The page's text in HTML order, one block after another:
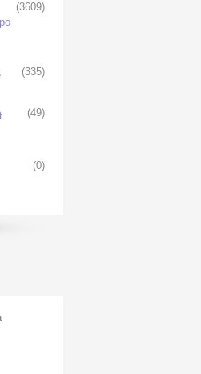
(3609)
(335)
(49)
(0)